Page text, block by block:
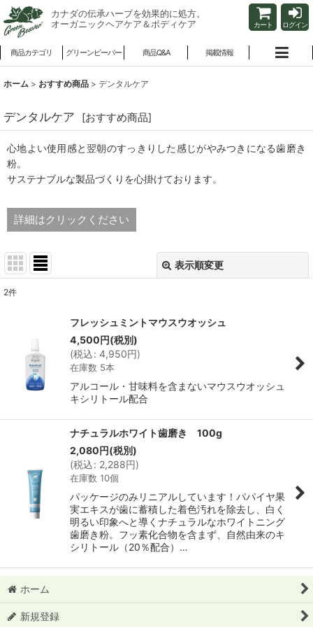
カナダの伝承ハーブを効果的に処方。
オーガニックヘアケア＆ボディケア
カート ログイン
商品カテゴリ グリーンビーバー 商品Q&A 掲載情報
ホーム > おすすめ商品 > デンタルケア
デンタルケア [おすすめ商品]
心地よい使用感と翌朝のすっきりした感じがやみつきになる歯磨き
粉。
サステナブルな製品づくりを心掛けております。
詳細はクリックください
表示順変更
並び順
絞り込む
2件
フレッシュミントマウスウオッシュ
4,500円(税別)
(税込: 4,950円)
在庫数 5本
アルコール・甘味料を含まないマウスウオッシュ
キシリトール配合
ナチュラルホワイト歯磨き 100g
2,080円(税別)
(税込: 2,288円)
在庫数 10個
パッケージのみリニアルしています！パパイヤ果
実エキスが歯に蓄積した着色汚れを除去し、白く
明るい印象へと導くナチュラルなホワイトニング
歯磨き粉。フッ素化合物を含まず、自然由来のキ
シリトール（20％配合）…
ホーム
新規登録